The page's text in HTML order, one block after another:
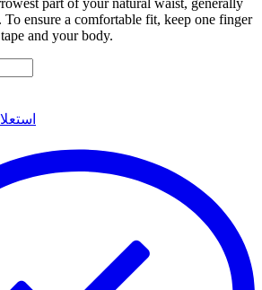
ensure a comfortable fit, keep one finger
and your body.